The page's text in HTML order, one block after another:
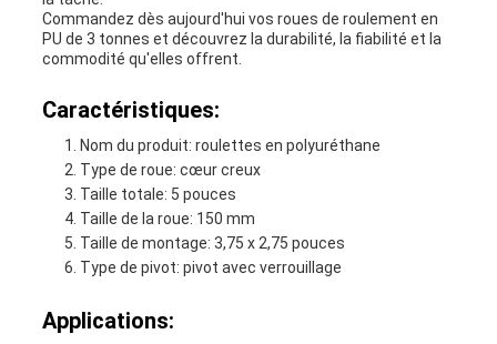
Commandez dès aujourd'hui vos roues de roulement en
PU de 3 tonnes et découvrez la durabilité, la fiabilité et la
commodité qu'elles offrent.
Caractéristiques:
Nom du produit: roulettes en polyuréthane
Type de roue: cœur creux
Taille totale: 5 pouces
Taille de la roue: 150 mm
Taille de montage: 3,75 x 2,75 pouces
Type de pivot: pivot avec verrouillage
Applications: